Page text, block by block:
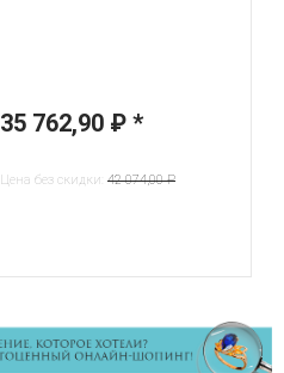
35 762,90 ₽*
Цена без скидки: 42 074,00 ₽